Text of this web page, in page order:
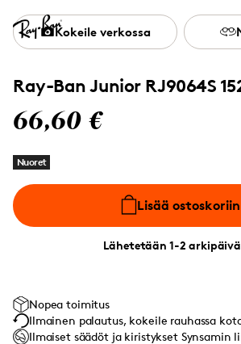
Ray-Ban Junior RJ9064S
66,60 €
Nuoret
Lisää ostoskoriin
Lähetetään 1-2
Kokeile verkossa
Nopea toimitus
Ilmainen palautus, kokeile rauhassa
Ilmaiset säädöt ja kiristykset Synsamin